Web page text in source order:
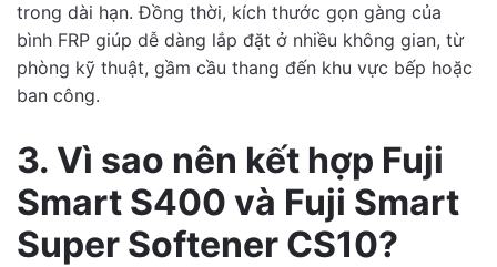
trong dài hạn. Đồng thời, kích thước gọn gàng của
bình FRP giúp dễ dàng lắp đặt ở nhiều không gian, từ
phòng kỹ thuật, gầm cầu thang đến khu vực bếp hoặc
ban công.
3. Vì sao nên kết hợp Fuji
Smart S400 và Fuji Smart
Super Softener CS10?